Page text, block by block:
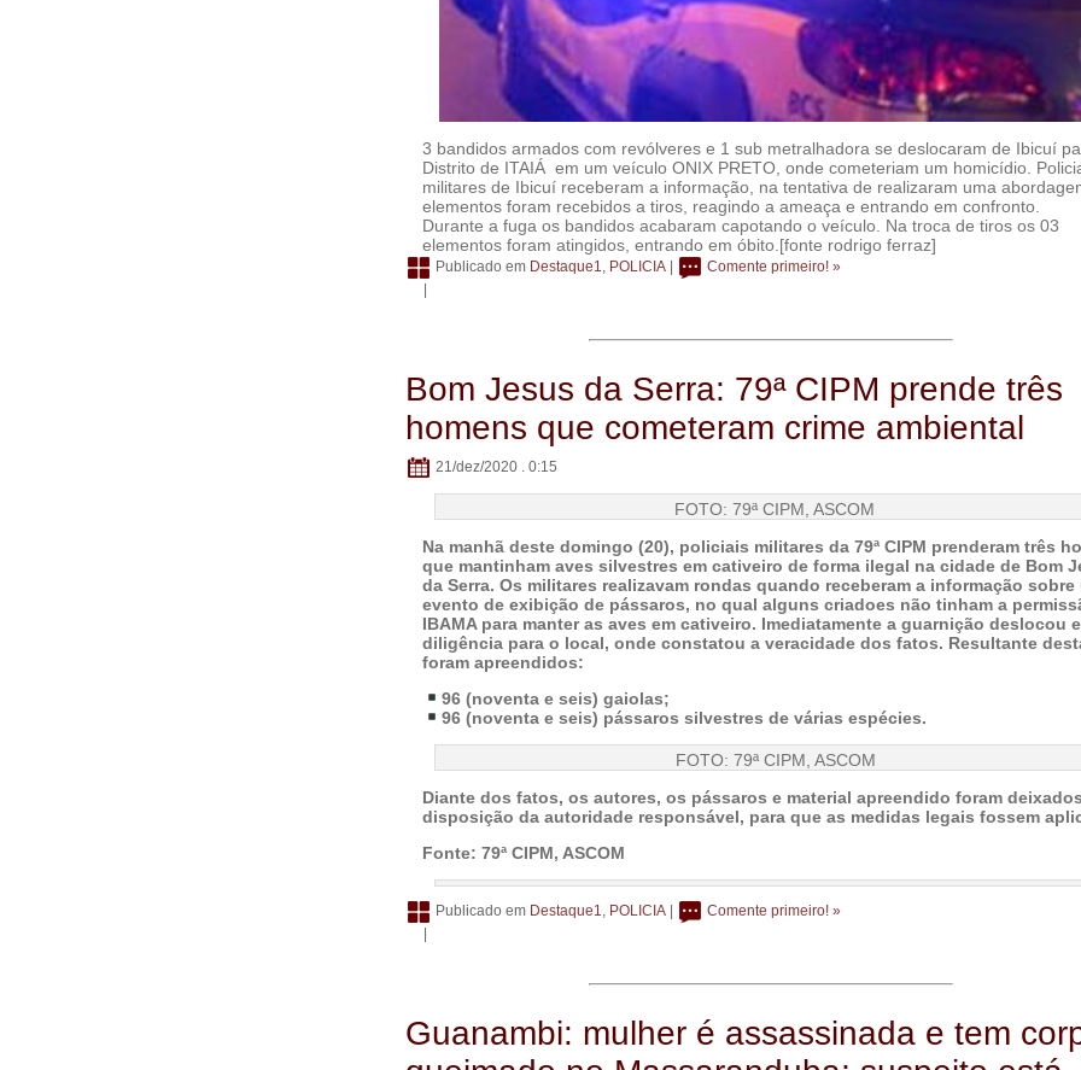
3 bandidos armados com revólveres e 1 sub metralhadora se deslocaram de Ibicuí
Distrito de ITAIÁ em um veículo ONIX PRETO, onde cometeriam um homicídio.
militares de Ibicuí receberam a informação, na tentativa de realizaram uma
elementos foram recebidos a tiros, reagindo a ameaça e entrando em confronto.
Durante a fuga os bandidos acabaram capotando o veículo. Na troca de tiros os 03
elementos foram atingidos, entrando em óbito.[fonte rodrigo ferraz]
Publicado em Destaque1, POLICIA
Comente primeiro! »
Bom Jesus da Serra: 79ª CIPM prende três
homens que cometeram crime ambiental
21/dez/2020 . 0:15
FOTO: 79ª CIPM, ASCOM
Na manhã deste domingo (20), policiais militares da 79ª CIPM prenderam três
que mantinham aves silvestres em cativeiro de forma ilegal na cidade de Bom
da Serra. Os militares realizavam rondas quando receberam a informação sobre
evento de exibição de pássaros, no qual alguns criadoes não tinham a
IBAMA para manter as aves em cativeiro. Imediatamente a guarnição deslocou
diligência para o local, onde constatou a veracidade dos fatos. Resultante
foram apreendidos:
96 (noventa e seis) gaiolas;
96 (noventa e seis) pássaros silvestres de várias espécies.
FOTO: 79ª CIPM, ASCOM
Diante dos fatos, os autores, os pássaros e material apreendido foram
disposição da autoridade responsável, para que as medidas legais fossem
Fonte: 79ª CIPM, ASCOM
Publicado em Destaque1, POLICIA
Comente primeiro! »
|
Guanambi: mulher é assassinada e tem